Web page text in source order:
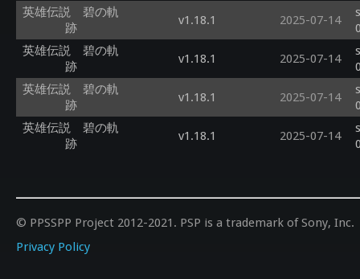
英雄伝説 碧の軌
跡
v1.18.1 2025-07-14
英雄伝説 碧の軌
跡
v1.18.1 2025-07-14
英雄伝説 碧の軌
跡
v1.18.1 2025-07-14
英雄伝説 碧の軌
跡
v1.18.1 2025-07-14
© PPSSPP Project 2012-2021. PSP is a trademark of Sony, Inc.
Privacy Policy